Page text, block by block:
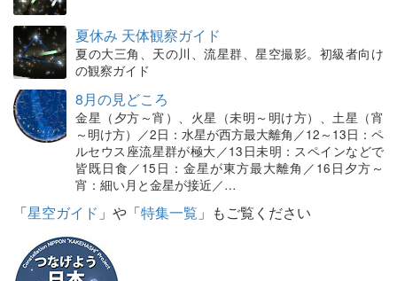
夏休み 天体観察ガイド
夏の大三角、天の川、流星群、星空撮影。初級者向け
の観察ガイド
8月の見どころ
金星（夕方～宵）、火星（未明～明け方）、土星（宵
～明け方）／2日：水星が西方最大離角／12～13日：ペ
ルセウス座流星群が極大／13日未明：スペインなどで
皆既日食／15日：金星が東方最大離角／16日夕方～
宵：細い月と金星が接近／…
「星空ガイド 」や「特集一覧 」もご覧ください